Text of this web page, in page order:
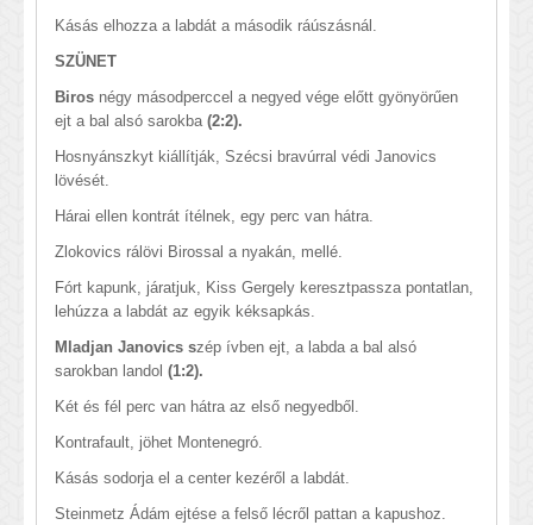
Kásás elhozza a labdát a második ráúszásnál.
SZÜNET
Biros négy másodperccel a negyed vége előtt gyönyörűen
ejt a bal alsó sarokba (2:2).
Hosnyánszkyt kiállítják, Szécsi bravúrral védi Janovics
lövését.
Hárai ellen kontrát ítélnek, egy perc van hátra.
Zlokovics rálövi Birossal a nyakán, mellé.
Fórt kapunk, járatjuk, Kiss Gergely keresztpassza pontatlan,
lehúzza a labdát az egyik kéksapkás.
Mladjan Janovics szép ívben ejt, a labda a bal alsó
sarokban landol (1:2).
Két és fél perc van hátra az első negyedből.
Kontrafault, jöhet Montenegró.
Kásás sodorja el a center kezéről a labdát.
Steinmetz Ádám ejtése a felső lécről pattan a kapushoz.